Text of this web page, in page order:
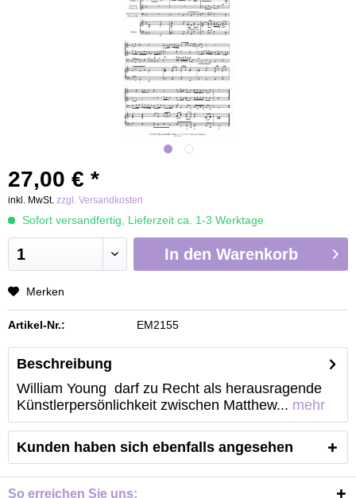
27,00 € *
inkl. MwSt. zzgl. Versandkosten
Sofort versandfertig, Lieferzeit ca. 1-3 Werktage
In den Warenkorb
Merken
Artikel-Nr.: EM2155
Beschreibung
William Young darf zu Recht als herausragende
Künstlerpersönlichkeit zwischen Matthew... mehr
Kunden haben sich ebenfalls angesehen
So erreichen Sie uns: